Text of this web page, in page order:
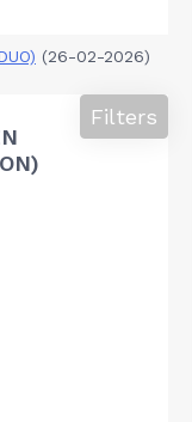
(26-02-2026)
Filters